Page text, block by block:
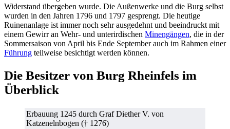
Widerstand übergeben wurde. Die Außenwerke und die Burg selbst
wurden in den Jahren 1796 und 1797 gesprengt. Die heutige
Ruinenanlage ist immer noch sehr ausgedehnt und beeindruckt mit
einem Gewirr an Wehr- und unterirdischen Minengängen, die in der
Sommersaison von April bis Ende September auch im Rahmen einer
Führung teilweise besichtigt werden können.
Die Besitzer von Burg Rheinfels im
Überblick
Erbauung 1245 durch Graf Diether V. von
Katzenelnbogen († 1276)